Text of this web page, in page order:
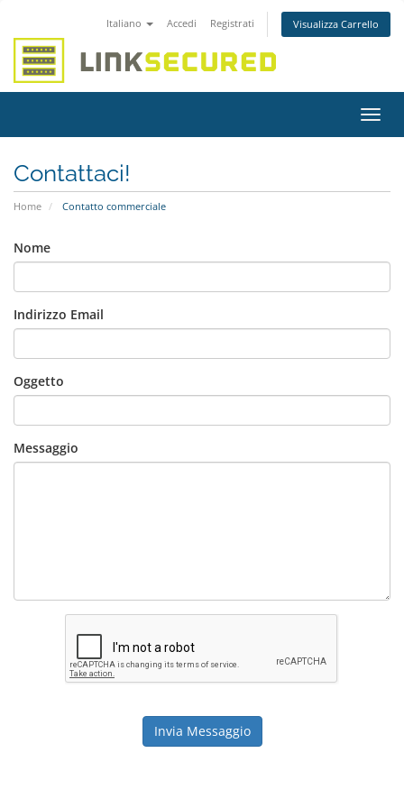
Italiano Accedi Registrati Visualizza Carrello
Attiva
Contattaci!
Home Contatto commerciale
Nome
Indirizzo Email
Oggetto
Messaggio
Invia Messaggio